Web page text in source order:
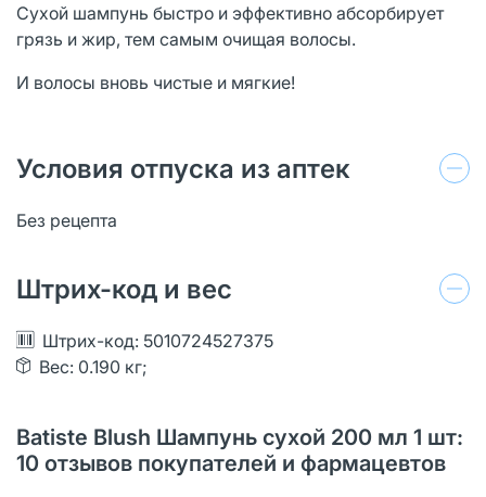
Сухой шампунь быстро и эффективно абсорбирует
грязь и жир, тем самым очищая волосы.
И волосы вновь чистые и мягкие!
Условия отпуска из аптек
Без рецепта
Штрих-код и вес
Штрих-код: 5010724527375
Вес: 0.190 кг;
Batiste Blush Шампунь сухой 200 мл 1 шт:
10 отзывов покупателей и фармацевтов